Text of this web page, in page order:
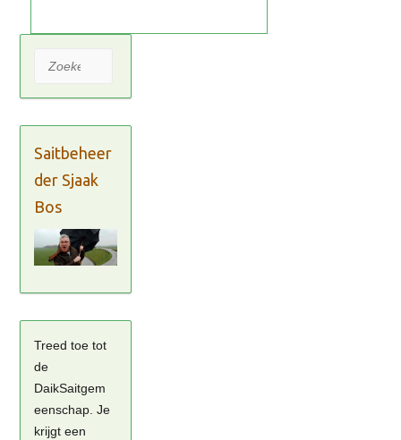
Zoeken
Saitbeheer
der Sjaak
Bos
Treed toe tot
de
DaikSaitgem
eenschap. Je
krijgt een